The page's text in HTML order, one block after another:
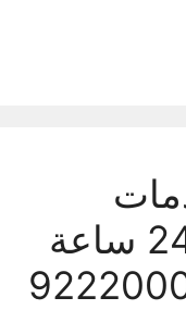
سريعة ومتواصلة 24 ساعة